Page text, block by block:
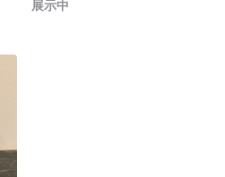
展示中